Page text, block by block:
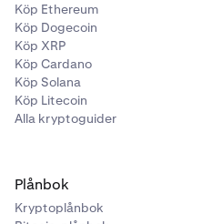
Köp Ethereum
Köp Dogecoin
Köp XRP
Köp Cardano
Köp Solana
Köp Litecoin
Alla kryptoguider
Plånbok
Kryptoplånbok